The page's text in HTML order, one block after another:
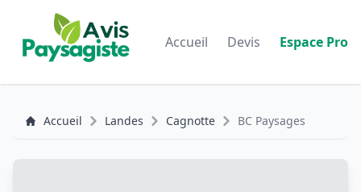
Accueil Devis Espace Pro
Accueil Landes Cagnotte BC Paysages